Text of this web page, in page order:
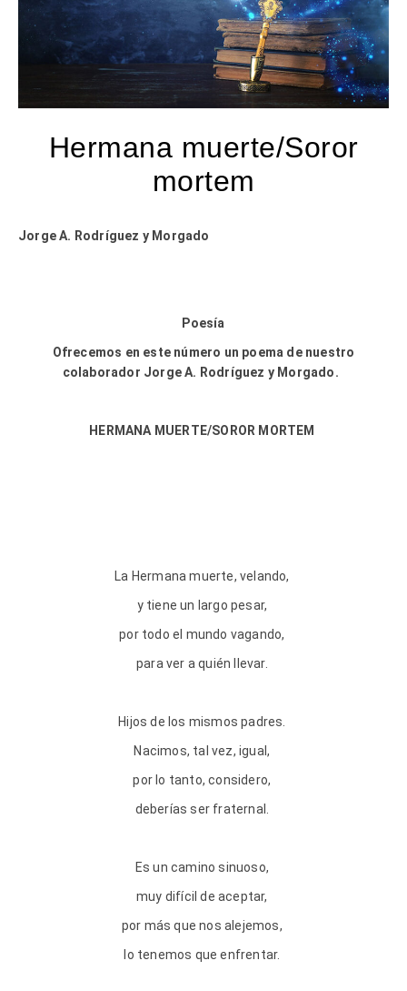
Hermana muerte/Soror
mortem
Jorge A. Rodríguez y Morgado
Poesía
Ofrecemos en este número un poema de nuestro
colaborador Jorge A. Rodríguez y Morgado.
HERMANA MUERTE/SOROR MORTEM
La Hermana muerte, velando,
y tiene un largo pesar,
por todo el mundo vagando,
para ver a quién llevar.
Hijos de los mismos padres.
Nacimos, tal vez, igual,
por lo tanto, considero,
deberías ser fraternal.
Es un camino sinuoso,
muy difícil de aceptar,
por más que nos alejemos,
lo tenemos que enfrentar.